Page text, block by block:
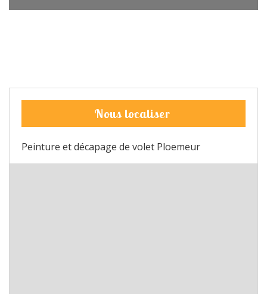
Nous localiser
Peinture et décapage de volet Ploemeur